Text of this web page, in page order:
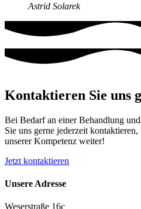
Astrid Solarek
Kontaktieren Sie uns
Bei Bedarf an einer Behandlung
Sie uns gerne jederzeit
unserer Kompetenz weiter!
Jetzt kontaktieren
Unsere Adresse
Weserstraße 16c